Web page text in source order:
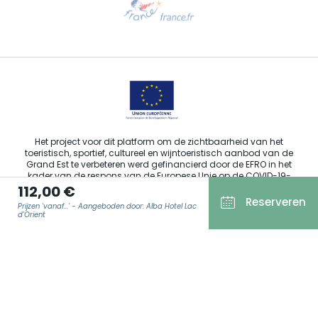
112,00 €
Prijzen 'vanaf...' - Aangeboden door: Alba Hotel Lac
d'Orient
Reserveren
Stuur ons een e-mail
Het project voor dit platform om de zichtbaarheid van het
toeristisch, sportief, cultureel en wijntoeristisch aanbod van de
Grand Est te verbeteren werd gefinancierd door de EFRO in het
kader van de respons van de Europese Unie op de COVID-19-